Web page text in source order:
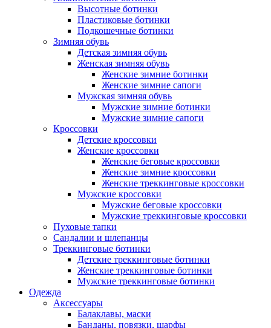
Высотные ботинки
Пластиковые ботинки
Подкошечные ботинки
Зимняя обувь
Детская зимняя обувь
Женская зимняя обувь
Женские зимние ботинки
Женские зимние сапоги
Мужская зимняя обувь
Мужские зимние ботинки
Мужские зимние сапоги
Кроссовки
Детские кроссовки
Женские кроссовки
Женские беговые кроссовки
Женские зимние кроссовки
Женские треккинговые кроссовки
Мужские кроссовки
Мужские беговые кроссовки
Мужские треккинговые кроссовки
Пуховые тапки
Сандалии и шлепанцы
Треккинговые ботинки
Детские треккинговые ботинки
Женские треккинговые ботинки
Мужские треккинговые ботинки
Одежда
Аксессуары
Балаклавы, маски
Банданы, повязки, шарфы